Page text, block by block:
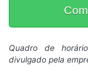
Quadro de
divulgado pela